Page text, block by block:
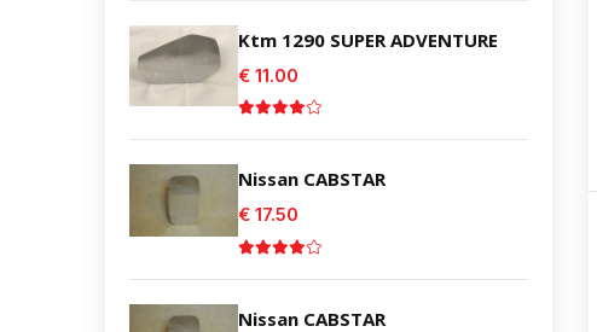
Ktm 1290 SUPER ADVENTURE
€ 11.00
Nissan CABSTAR
€ 17.50
Nissan CABSTAR